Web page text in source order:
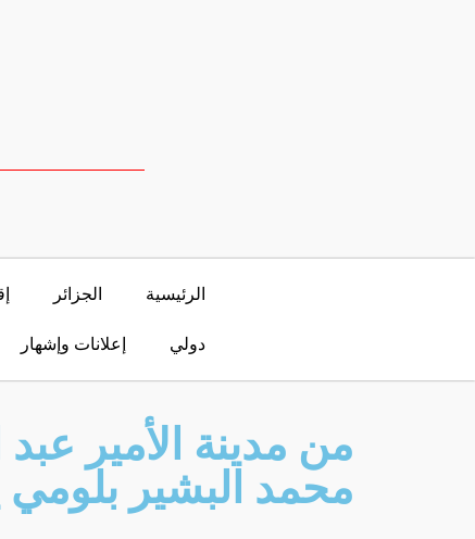
الرئيسية الجزائر
دولي إعلانات وإشهار
من مدينة الأمير عبد
محمد البشير بلومي